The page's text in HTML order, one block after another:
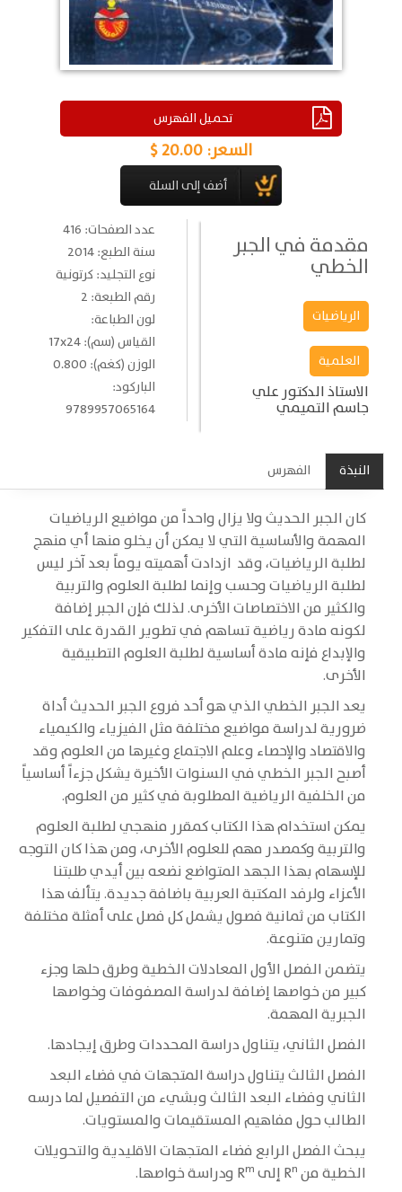
تحميل الفهرس
السعر: 20.00 $
مقدمة في الجبر
الخطي
الرياضيات
العلمية
الاستاذ الدكتور علي
جاسم التميمي
عدد الصفحات: 416
سنة الطبع: 2014
نوع التجليد: كرتونية
رقم الطبعة: 2
لون الطباعة:
القياس (سم): 17x24
الوزن (كغم): 0.800
الباركود:
9789957065164
النبذة الفهرس
كان الجبر الحديث ولا يزال واحداً من مواضيع الرياضيات
المهمة والأساسية التي لا يمكن أن يخلو منها أي منهج
لطلبة الرياضيات، وقد ازدادت أهميته يوماً بعد آخر ليس
لطلبة الرياضيات وحسب وإنما لطلبة العلوم والتربية
والكثير من الاختصاصات الأخرى. لذلك فإن الجبر إضافة
لكونه مادة رياضية تساهم في تطوير القدرة على التفكير
والإبداع فإنه مادة أساسية لطلبة العلوم التطبيقية
الأخرى.
يعد الجبر الخطي الذي هو أحد فروع الجبر الحديث أداة
ضرورية لدراسة مواضيع مختلفة مثل الفيزياء والكيمياء
والاقتصاد والإحصاء وعلم الاجتماع وغيرها من العلوم وقد
أصبح الجبر الخطي في السنوات الأخيرة يشكل جزءاً أساسياً
من الخلفية الرياضية المطلوبة في كثير من العلوم.
يمكن استخدام هذا الكتاب كمقرر منهجي لطلبة العلوم
والتربية وكمصدر مهم للعلوم الأخرى، ومن هذا كان التوجه
للإسهام بهذا الجهد المتواضع نضعه بين أيدي طلبتنا
الأعزاء ولرفد المكتبة العربية باضافة جديدة. يتألف هذا
الكتاب من ثمانية فصول يشمل كل فصل على أمثلة مختلفة
وتمارين متنوعة.
يتضمن الفصل الأول المعادلات الخطية وطرق حلها وجزء
كبير من خواصها إضافة لدراسة المصفوفات وخواصها
الجبرية المهمة.
الفصل الثاني، يتناول دراسة المحددات وطرق إيجادها.
الفصل الثالث يتناول دراسة المتجهات في فضاء البعد
الثاني وفضاء البعد الثالث وبشيء من التفصيل لما درسه
الطالب حول مفاهيم المستقيمات والمستويات.
يبحث الفصل الرابع فضاء المتجهات الاقليدية والتحويلات
الخطية من R n إلى R m
ودراسة خواصها.